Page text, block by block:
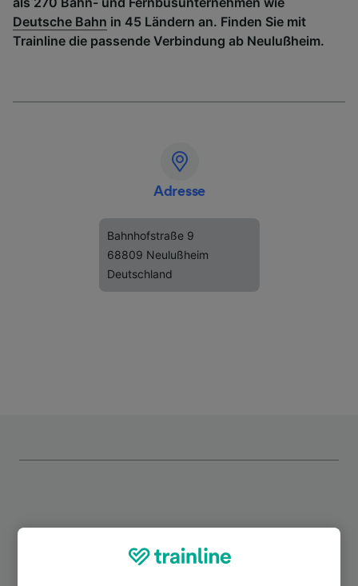
Deutsche Bahn in 45 Ländern an. Finden Sie mit
Trainline die passende Verbindung ab Neulußheim.
Adresse
Bahnhofstraße 9
68809 Neulußheim
Deutschland